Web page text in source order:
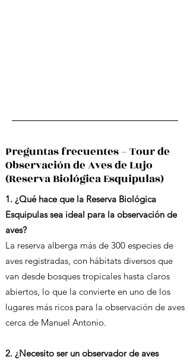
Preguntas frecuentes – Tour de
Observación de Aves de Lujo
(Reserva Biológica Esquipulas)
1. ¿Qué hace que la Reserva Biológica
Esquipulas sea ideal para la observación de
aves?
La reserva alberga más de 300 especies de
aves registradas, con hábitats diversos que
van desde bosques tropicales hasta claros
abiertos, lo que la convierte en uno de los
lugares más ricos para la observación de aves
cerca de Manuel Antonio.
2. ¿Necesito ser un observador de aves